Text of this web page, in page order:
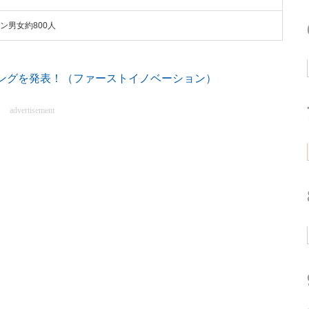
男女約800人
を発表！（ファーストイノベーション）
advertisement